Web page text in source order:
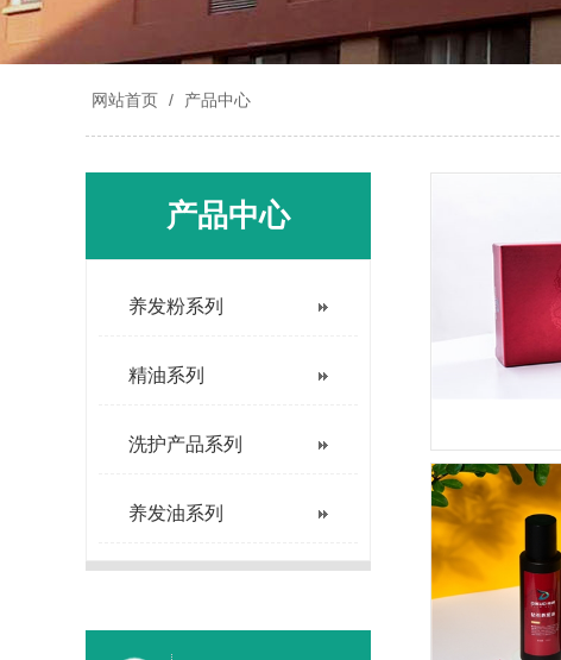
网站首页 / 产品中心
产品中心
养发粉系列
精油系列
洗护产品系列
养发油系列